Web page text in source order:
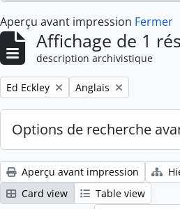
Aperçu avant impression Fermer
Affichage de 1
description archivistique
Remove filter:
Ed Eckley Remove filter:
Anglais
Options de recherche
Aperçu avant impression
Card view
Table view